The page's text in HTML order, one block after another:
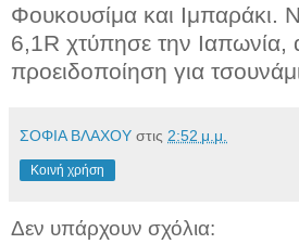
Φουκουσίμα και Ιμπαράκι.
6,1R χτύπησε την Ιαπωνία,
προειδοποίηση για
ΣΟΦΙΑ ΒΛΑΧΟΥ στις 2:52 μ.μ.
Κοινή χρήση
Δεν υπάρχουν σχόλια: